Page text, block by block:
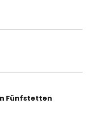
Fünfstetten